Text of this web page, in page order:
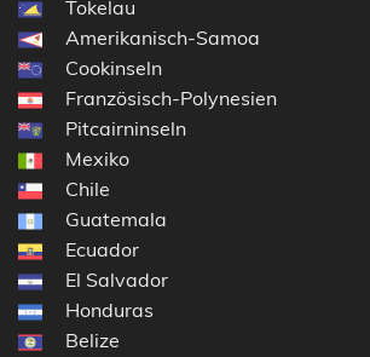
Tokelau
Amerikanisch-Samoa
Cookinseln
Französisch-Polynesien
Pitcairninseln
Mexiko
Chile
Guatemala
Ecuador
El Salvador
Honduras
Belize